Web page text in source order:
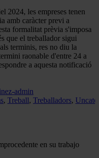
2024, les empreses tenen
amb caràcter previ a
formalitat prèvia s'imposa
que el treballador sigui
terminis, res no diu la
raonable d'entre 24 a
a aquesta notificació
admin
, Treball, Treballadors,